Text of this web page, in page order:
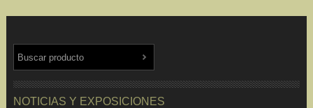
NOTICIAS Y EXPOSICIONES